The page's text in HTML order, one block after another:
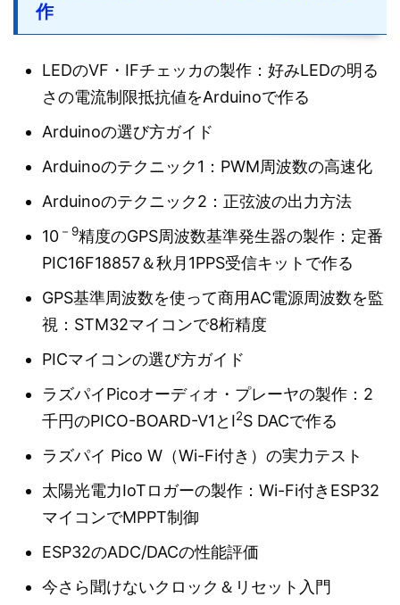
作
LEDのVF・IFチェッカの製作：好みLEDの明る
さの電流制限抵抗値をArduinoで作る
Arduinoの選び方ガイド
Arduinoのテクニック1：PWM周波数の高速化
Arduinoのテクニック2：正弦波の出力方法
10 －9精度のGPS周波数基準発生器の製作：定番
PIC16F18857＆秋月1PPS受信キットで作る
GPS基準周波数を使って商用AC電源周波数を監
視：STM32マイコンで8桁精度
PICマイコンの選び方ガイド
ラズパイPicoオーディオ・プレーヤの製作：2
千円のPICO-BOARD-V1とI2S DACで作る
ラズパイ Pico W（Wi-Fi付き）の実力テスト
太陽光電力IoTロガーの製作：Wi-Fi付きESP32
マイコンでMPPT制御
ESP32のADC/DACの性能評価
今さら聞けないクロック＆リセット入門